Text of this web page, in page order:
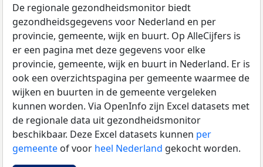
De regionale gezondheidsmonitor biedt
gezondheidsgegevens voor Nederland en per
provincie, gemeente, wijk en buurt. Op AlleCijfers is
er een pagina met deze gegevens voor elke
provincie, gemeente, wijk en buurt in Nederland. Er is
ook een overzichtspagina per gemeente waarmee de
wijken en buurten in de gemeente vergeleken
kunnen worden. Via OpenInfo zijn Excel datasets met
de regionale data uit gezondheidsmonitor
beschikbaar. Deze Excel datasets kunnen per
gemeente of voor heel Nederland gekocht worden.